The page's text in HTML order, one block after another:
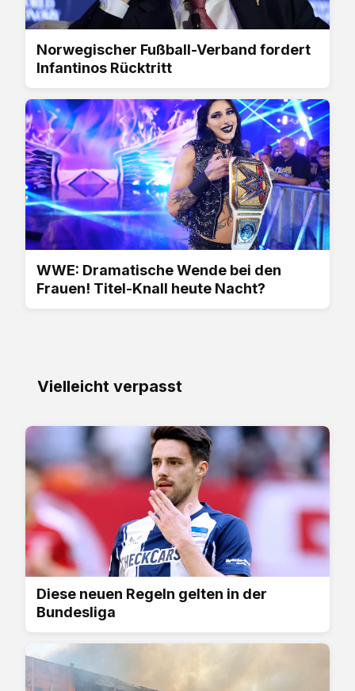
Norwegischer Fußball-Verband fordert
Infantinos Rücktritt
WWE: Dramatische Wende bei den
Frauen! Titel-Knall heute Nacht?
Vielleicht verpasst
Diese neuen Regeln gelten in der
Bundesliga